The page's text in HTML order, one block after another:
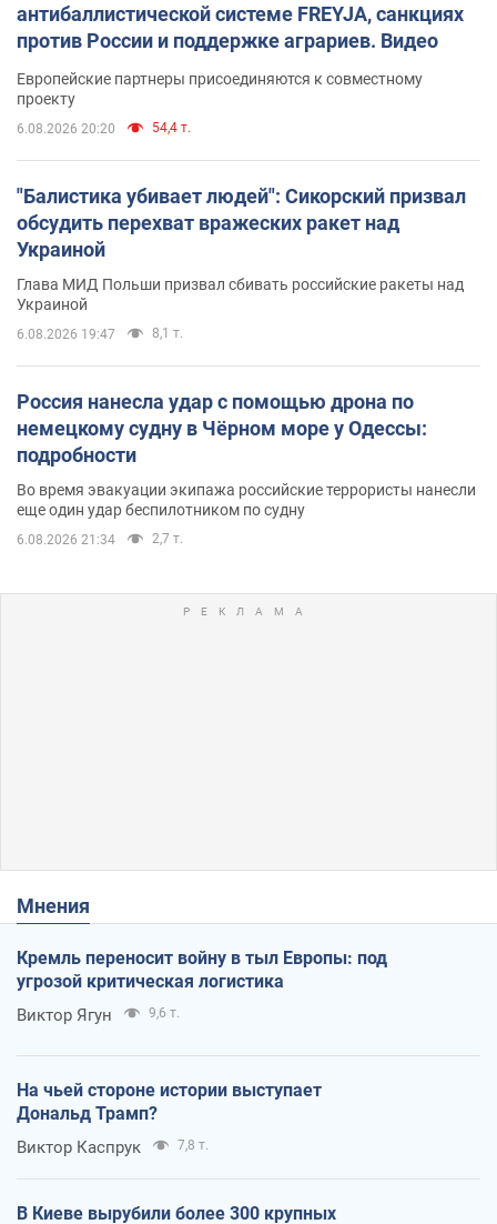
антибаллистической системе FREYJA, санкциях
против России и поддержке аграриев. Видео
Европейские партнеры присоединяются к совместному
проекту
6.08.2026 20:20 54,4 т.
"Балистика убивает людей": Сикорский призвал
обсудить перехват вражеских ракет над
Украиной
Глава МИД Польши призвал сбивать российские ракеты над
Украиной
6.08.2026 19:47 8,1 т.
Россия нанесла удар с помощью дрона по
немецкому судну в Чёрном море у Одессы:
подробности
Во время эвакуации экипажа российские террористы нанесли
еще один удар беспилотником по судну
6.08.2026 21:34 2,7 т.
Мнения
Кремль переносит войну в тыл Европы: под
угрозой критическая логистика
Виктор Ягун 9,6 т.
На чьей стороне истории выступает
Дональд Трамп?
Виктор Каспрук 7,8 т.
В Киеве вырубили более 300 крупных